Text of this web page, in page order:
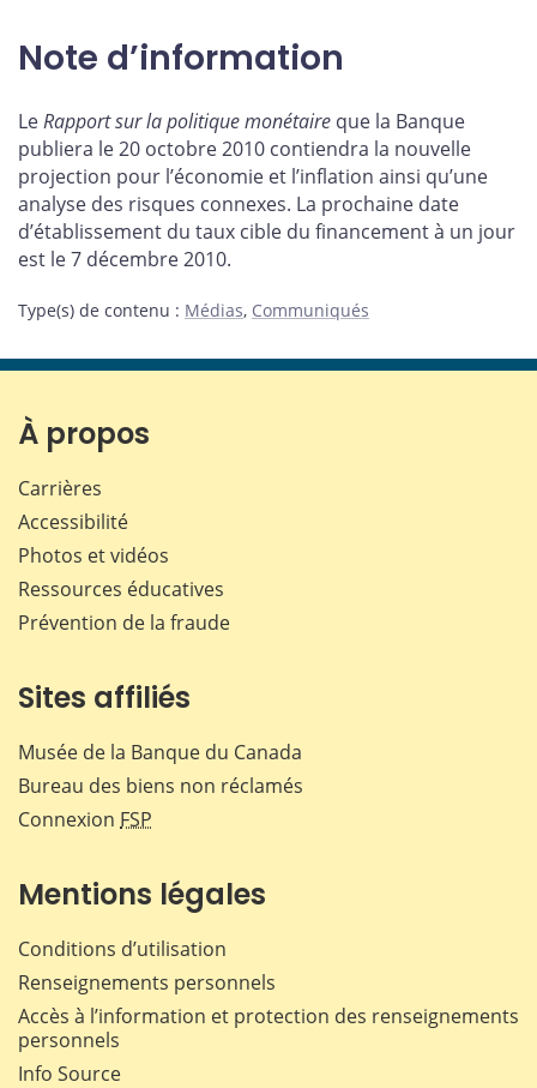
Note d’information
LeRapport sur la politique monétaire que la Banque
publiera le 20 octobre 2010 contiendra la nouvelle
projection pour l’économie et l’inflation ainsi qu’une
analyse des risques connexes. La prochaine date
d’établissement du taux cible du financement à un jour
est le 7 décembre 2010.
Type(s) de contenu : Médias, Communiqués
À propos
Carrières
Accessibilité
Photos et vidéos
Ressources éducatives
Prévention de la fraude
Sites affiliés
Musée de la Banque du Canada
Bureau des biens non réclamés
Connexion FSP
Mentions légales
Conditions d’utilisation
Renseignements personnels
Accès à l’information et protection des renseignements
personnels
Info Source